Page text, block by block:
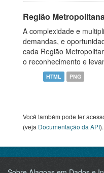
Região
A complexidade e
demandas, e
cada Região
o reconhecimento e
HTML PNG
Você também pode ter
(veja Documentação da API).